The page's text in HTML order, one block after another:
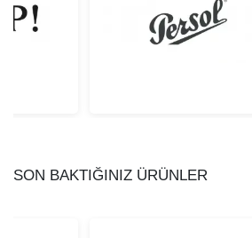
SON BAKTIĞINIZ ÜRÜNLER